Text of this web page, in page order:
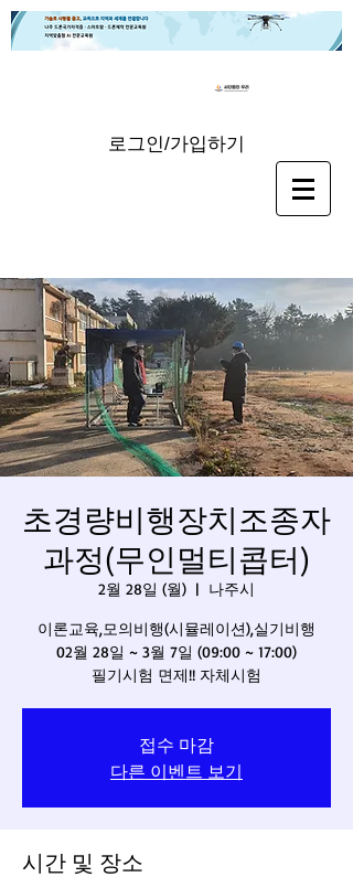
로그인/가입하기
초경량비행장치조종자
과정(무인멀티콥터)
2월 28일 (월)
  |
나주시
이론교육,모의비행(시뮬레이션),실기비행
02월 28일 ~ 3월 7일 (09:00 ~ 17:00)
필기시험 면제!! 자체시험
접수 마감
다른 이벤트 보기
시간 및 장소